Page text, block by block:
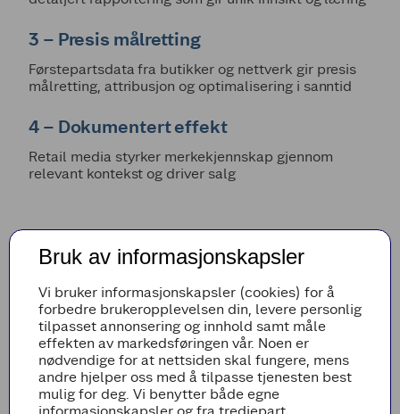
3 – Presis målretting
Førstepartsdata fra butikker og nettverk gir presis
målretting, attribusjon og optimalisering i sanntid
4 – Dokumentert effekt
Retail media styrker merkekjennskap gjennom
relevant kontekst og driver salg
Nyheter
Bruk av informasjonskapsler
Vi bruker informasjonskapsler (cookies) for å
forbedre brukeropplevelsen din, levere personlig
tilpasset annonsering og innhold samt måle
effekten av markedsføringen vår. Noen er
nødvendige for at nettsiden skal fungere, mens
andre hjelper oss med å tilpasse tjenesten best
mulig for deg. Vi benytter både egne
informasjonskapsler og fra tredjepart.